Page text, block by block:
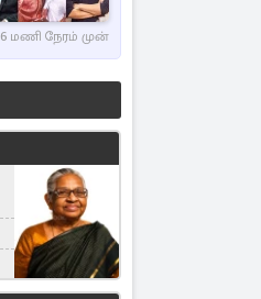
6 மணி நேரம் முன்